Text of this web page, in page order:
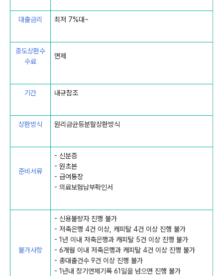
대출금리 최저 7%대~
중도상환수
수료
면제
기간 내규참조
상환방식 원리금균등분할상환방식
준비서류
- 신분증
- 원초본
- 급여통장
- 의료보험납부확인서
불가사항
- 신용불량자 진행 불가
- 저축은행 4건 이상, 캐피탈 4건 이상 진행 불가
- 1년 이내 저축은행과 캐피탈 5건 이상 진행 불가
- 6개월 이내 저축은행과 캐피탈 4건 이상 진행 불가
- 총대출건수 9건 이상 진행 불가
- 1년내 장기연체기록 61일을 넘으면 진행 불가